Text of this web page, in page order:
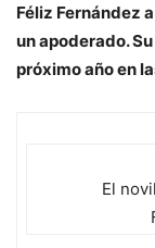
Féliz Fernández
un apoderado.
próximo año en
El